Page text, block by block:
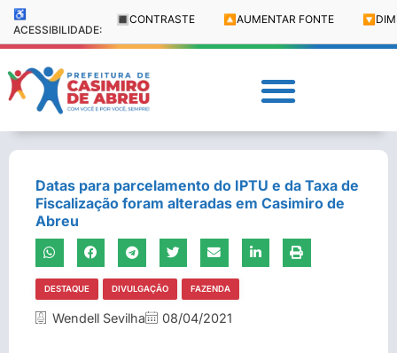
♿
ACESSIBILIDADE:
🔳 CONTRASTE 🔼 AUMENTAR FONTE 🔽
Datas para parcelamento do IPTU e da Taxa de
Fiscalização foram alteradas em Casimiro de
Abreu
DESTAQUE DIVULGAÇÃO FAZENDA
Wendell Sevilha 08/04/2021